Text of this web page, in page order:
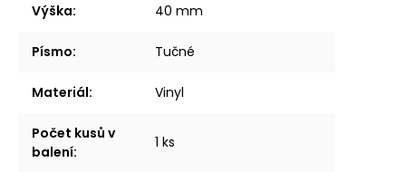
Výška: 40 mm
Písmo: Tučné
Materiál: Vinyl
Počet kusů v
balení:
1 ks